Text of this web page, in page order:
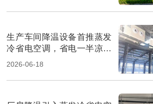
生产车间降温设备首推蒸发
冷省电空调，省电一半凉快
翻倍
2026-06-18